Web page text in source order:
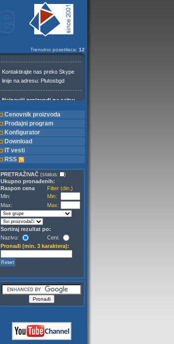
Trenutno posetilaca: 12
Cenovnik proizvoda
Prodajni program
Konfigurator
Download
IT vesti
RSS
PRETRAŽIVAČ (status:
)
Ukupno pronađenih:
Raspon cena
Filter (din.)
Min:
Min:
Max:
Max:
Sortiraj rezultat po:
Nazivu:
Ceni:
Pronađi (min. 3 karaktera):